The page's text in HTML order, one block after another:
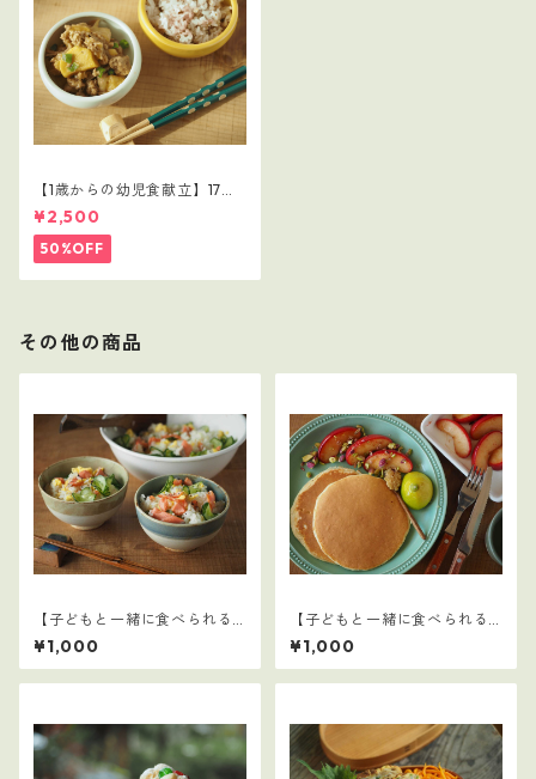
【1歳からの幼児食献立】17レ
シピつき
¥2,500
50%OFF
その他の商品
【子どもと一緒に食べられる
ごはん】10
¥1,000
【子どもと一緒に食べられる
ごはん】11
¥1,000